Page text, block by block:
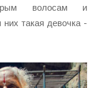
волосам и
такая девочка -